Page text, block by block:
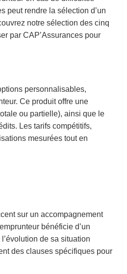
peut rendre la sélection d’un
notre sélection des cinq
par CAP’Assurances pour
personnalisables,
Ce produit offre une
ou partielle), ainsi que le
Les tarifs compétitifs,
mesurées tout en
sur un accompagnement
bénéficie d’un
de sa situation
des clauses spécifiques pour